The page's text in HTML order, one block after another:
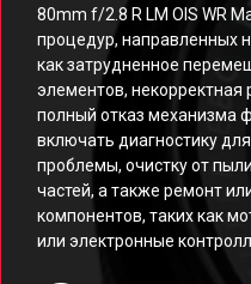
80mm f/2.8 R LM OIS WR
процедур, направленных
как затрудненное
элементов, некорректная
полный отказ механизма
включать диагностику
проблемы, очистку от
частей, а также ремонт
компонентов, таких как
или электронные